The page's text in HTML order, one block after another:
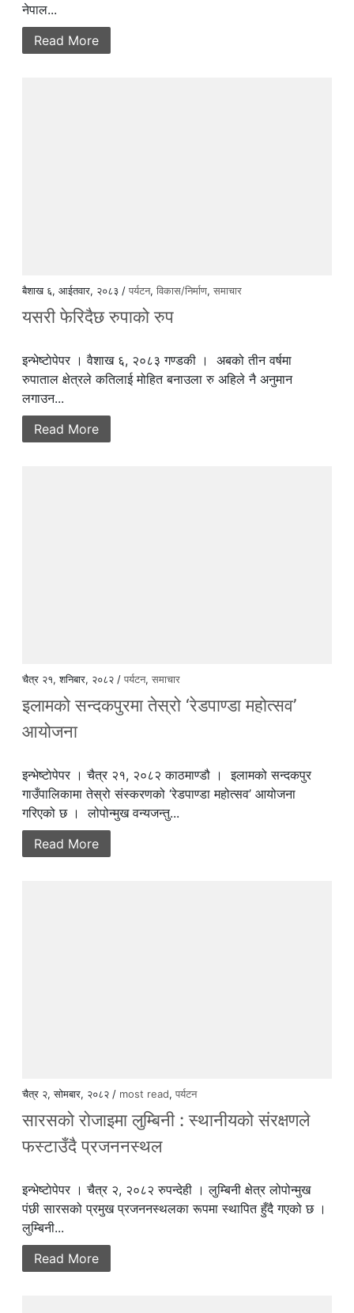
नेपाल...
Read More
बैशाख ६, आईतवार, २०८३ /पर्यटन,विकास/निर्माण,समाचार
यसरी फेरिदैछ रुपाको रुप
इन्भेष्टाेपेपर । वैशाख ६, २०८३ गण्डकी । अबको तीन वर्षमा
रुपाताल क्षेत्रले कतिलाई मोहित बनाउला रु अहिले नै अनुमान
लगाउन...
Read More
चैत्र २१, शनिबार, २०८२ /पर्यटन,समाचार
इलामको सन्दकपुरमा तेस्रो ‘रेडपाण्डा महोत्सव’
आयोजना
इन्भेष्टाेपेपर । चैत्र २१, २०८२ काठमाण्डौ । इलामको सन्दकपुर
गाउँपालिकामा तेस्रो संस्करणको ‘रेडपाण्डा महोत्सव’ आयोजना
गरिएको छ । लोपोन्मुख वन्यजन्तु...
Read More
चैत्र २, सोमबार, २०८२ / most read,पर्यटन
सारसको रोजाइमा लुम्बिनी : स्थानीयको संरक्षणले
फस्टाउँदै प्रजननस्थल
इन्भेष्टाेपेपर । चैत्र २, २०८२ रुपन्देही । लुम्बिनी क्षेत्र लोपोन्मुख
पंछी सारसको प्रमुख प्रजननस्थलका रूपमा स्थापित हुँदै गएको छ ।
लुम्बिनी...
Read More